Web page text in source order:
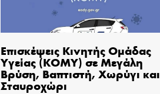
Επισκέψεις Κινητής Ομάδας
Υγείας (ΚΟΜΥ) σε Μεγάλη
Βρύση, Βαπτιστή, Χωρύγι και
Σταυροχώρι